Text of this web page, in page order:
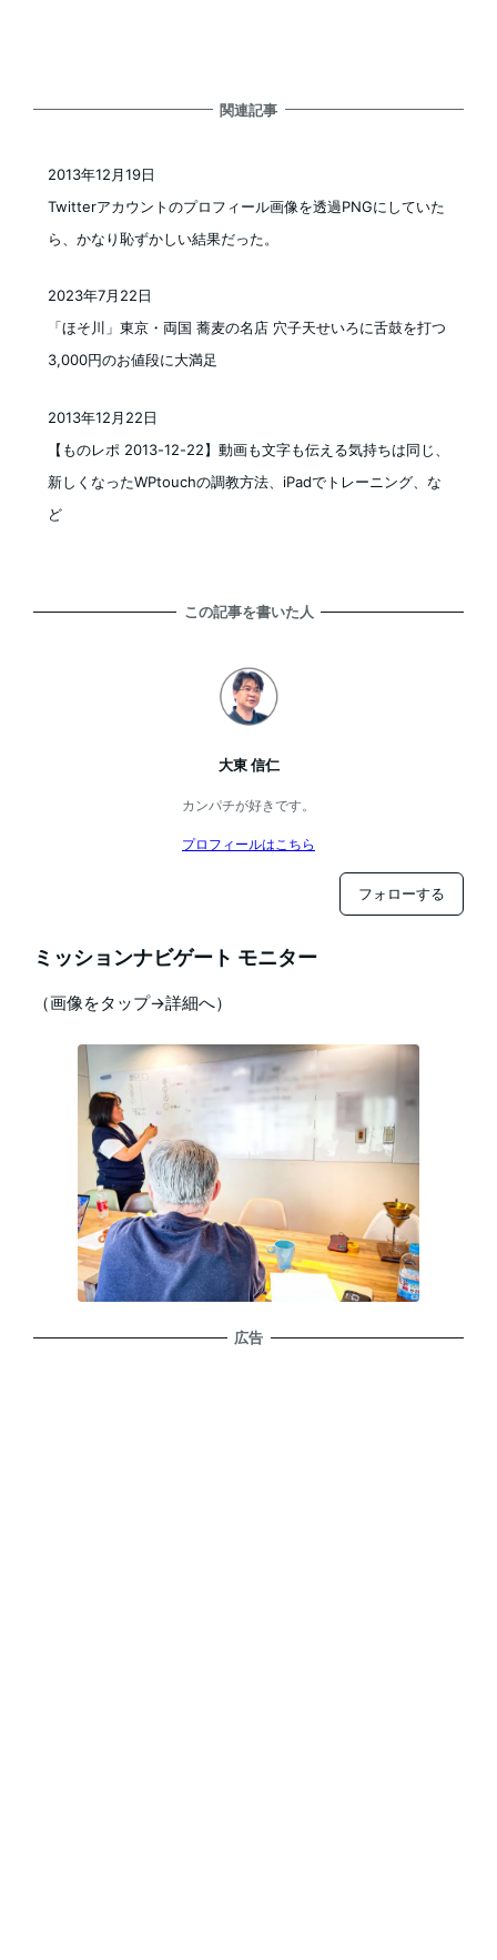
関連記事
Twitterアカウントのプロフィール画像を透過PNGにしていた
ら、かなり恥ずかしい結果だった。
2013年12月19日
「ほそ川」東京・両国 蕎麦の名店 穴子天せいろに舌鼓を打つ
3,000円のお値段に大満足
2023年7月22日
【ものレポ 2013-12-22】動画も文字も伝える気持ちは同じ、
新しくなったWPtouchの調教方法、iPadでトレーニング、な
ど
2013年12月22日
この記事を書いた人
大東 信仁
カンパチが好きです。
プロフィールはこちら
フォローする
ミッションナビゲート モニター
（画像をタップ→詳細へ）
広告